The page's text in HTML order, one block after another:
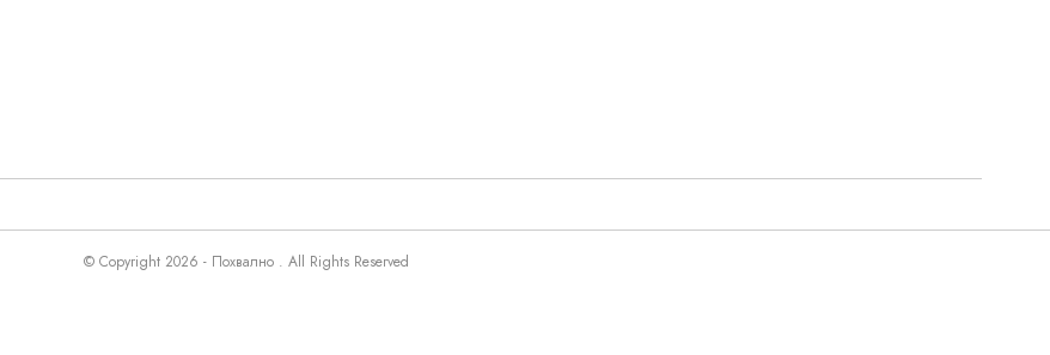
© Copyright 2026 - Похвално . All Rights Reserved